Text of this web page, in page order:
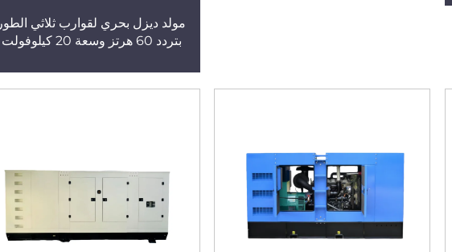
مولد ديزل بحري لقوارب ثلاثي الطور
بتردد 60 هرتز وسعة 20 كيلوفولت